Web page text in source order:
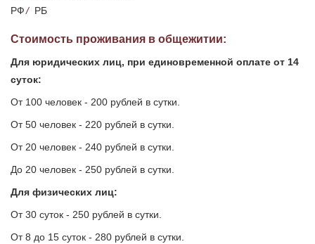
РФ/ РБ
Стоимость проживания в общежитии:
Для юридических лиц, при единовременной оплате от 14
суток:
От 100 человек - 200 рублей в сутки.
От 50 человек - 220 рублей в сутки.
От 20 человек - 240 рублей в сутки.
До 20 человек - 250 рублей в сутки.
Для физических лиц:
От 30 суток - 250 рублей в сутки.
От 8 до 15 суток - 280 рублей в сутки.